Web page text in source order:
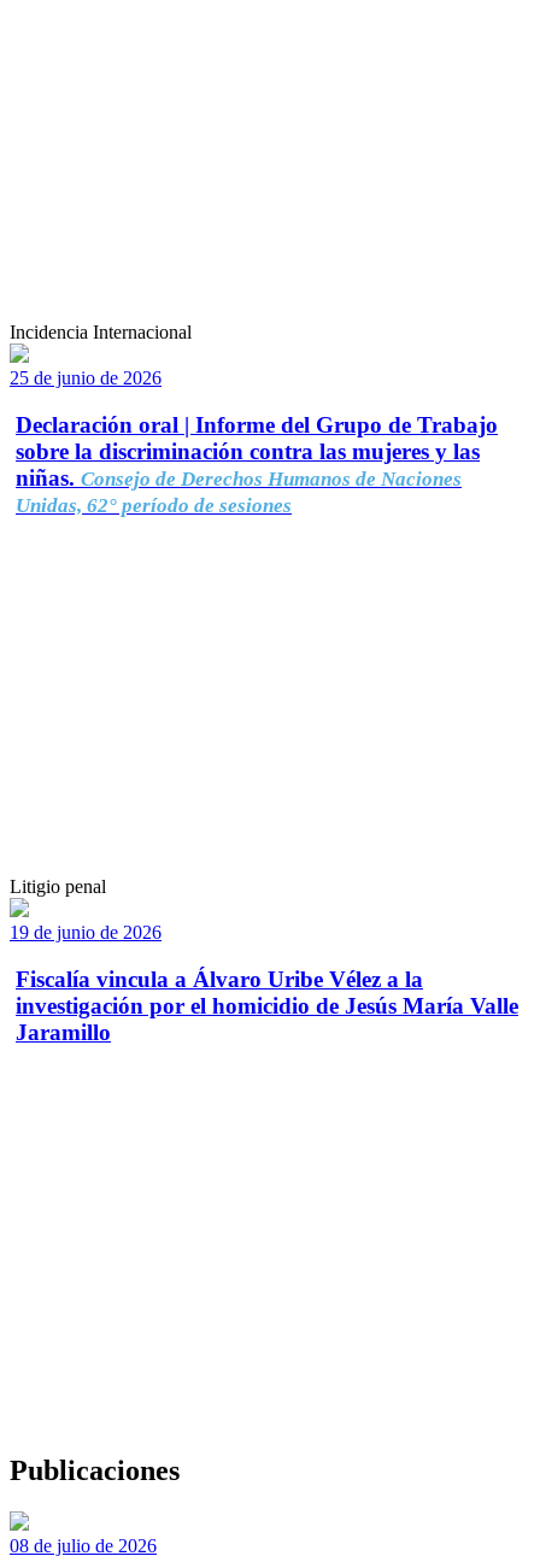
Incidencia Internacional
25 de junio de 2026
Declaración oral | Informe del Grupo de Trabajo
sobre la discriminación contra las mujeres y las
niñas. Consejo de Derechos Humanos de Naciones
Unidas, 62° período de sesiones
Litigio penal
19 de junio de 2026
Fiscalía vincula a Álvaro Uribe Vélez a la
investigación por el homicidio de Jesús María Valle
Jaramillo
Publicaciones
08 de julio de 2026